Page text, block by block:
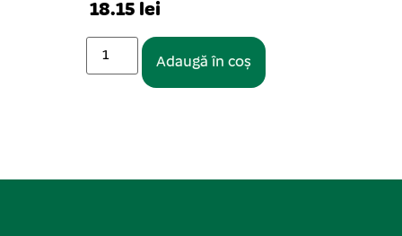
30.87 lei
Adaugă în coș